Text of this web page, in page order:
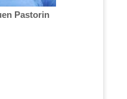
Pastorin